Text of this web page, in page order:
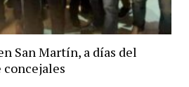
San Martín, a días del